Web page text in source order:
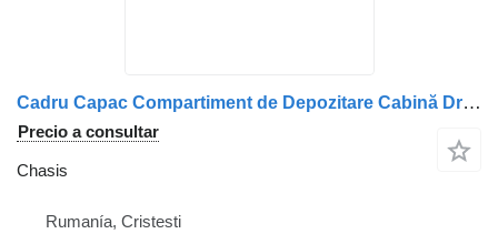
Cadru Capac Compartiment de Depozitare Cabină Dreapta chasis para Scania 1891518 1879894 1891520 camión
Precio a consultar
Chasis
Rumanía, Cristesti